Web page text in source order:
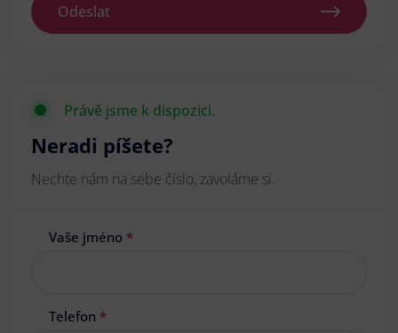
Odeslat
Právě jsme k dispozici.
Neradi píšete?
Nechte nám na sebe číslo, zavoláme si.
Vaše jméno *
Telefon *